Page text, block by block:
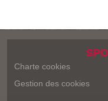
Charte cookies
Gestion des cookies